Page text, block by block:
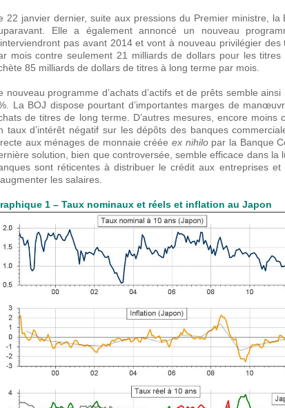
22 janvier dernier, suite aux pressions du Premier ministre, la
Elle a également annoncé un nouveau
pas avant 2014 et vont à nouveau privilégier
mois contre seulement 21 milliards de dollars pour les
85 milliards de dollars de titres à long terme par mois.
nouveau programme d’achats d’actifs et de prêts semble
La BOJ dispose pourtant d’importantes marges de
de titres de long terme. D’autres mesures, encore moins
taux d’intérêt négatif sur les dépôts des banques
aux ménages de monnaie créée ex nihilopar la Banque
solution, bien que controversée, semble efficace dans
sont réticentes à distribuer le crédit aux entreprises
les salaires.
1 – Taux nominaux et réels et inflation au Japon